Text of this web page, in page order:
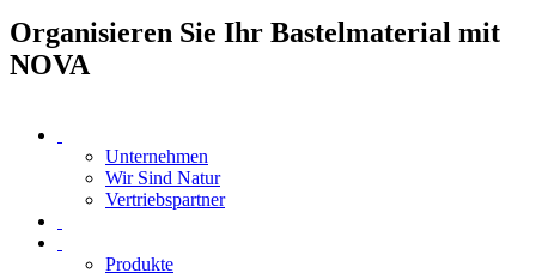
Organisieren Sie Ihr Bastelmaterial mit
NOVA
Unternehmen
Wir Sind Natur
Vertriebspartner
Produkte